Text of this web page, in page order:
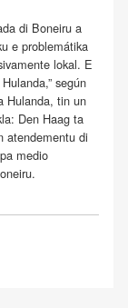
di Boneiru a
e problemátika
lokal. E
según
Hulanda, tin un
Den Haag ta
atendementu di
medio